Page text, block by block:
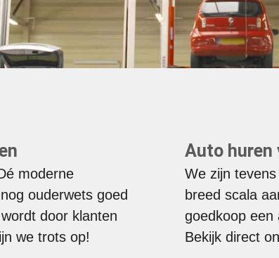
moderne
ouderwets goed
door klanten
we trots op!
Auto huren
We zijn
breed scala
goedkoop een
Bekijk direct